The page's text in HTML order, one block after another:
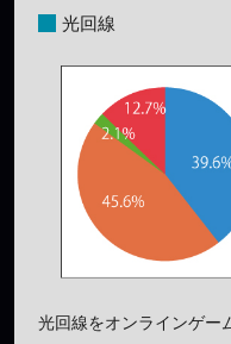
光回線
光回線をオンラインゲー